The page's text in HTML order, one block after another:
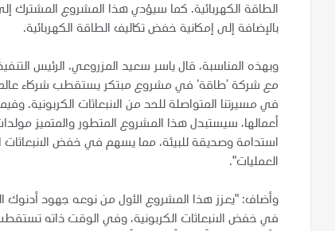
الطاقة الكهربائية. كما سيؤدي هذا المشروع المشترك
بالإضافة إلى إمكانية خفض تكاليف الطاقة الكهربائية.
وبهذه المناسبة، قال ياسر سعيد المزروعي، الرئيس
مع شركة ’طاقة‘ في مشروع مبتكر يستقطب شركاء
في مسيرتنا المتواصلة للحد من الانبعاثات الكربونية.
أعمالها، سيستبدل هذا المشروع المتطور والمتميز
استدامة وصديقة للبيئة، مما يسهم في خفض الانبعاثات
العمليات".
وأضاف: "يعزز هذا المشروع الأول من نوعه جهود أدنوك
في خفض الانبعاثات الكربونية، وفي الوقت ذاته تستقطب